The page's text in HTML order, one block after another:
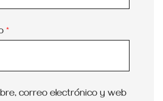
*
correo electrónico y web